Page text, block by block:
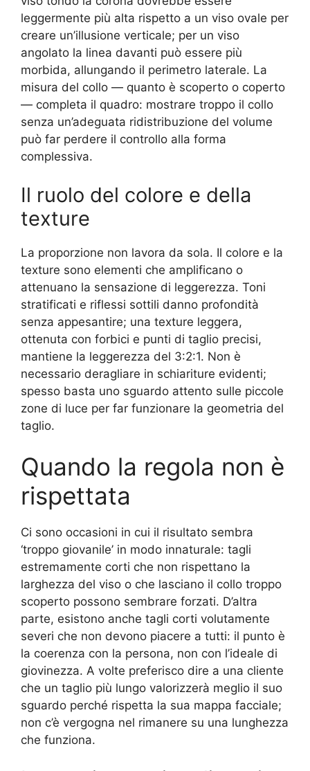
leggermente più alta rispetto a un viso ovale per
creare un’illusione verticale; per un viso
angolato la linea davanti può essere più
morbida, allungando il perimetro laterale. La
misura del collo — quanto è scoperto o coperto
— completa il quadro: mostrare troppo il collo
senza un’adeguata ridistribuzione del volume
può far perdere il controllo alla forma
complessiva.
Il ruolo del colore e della
texture
La proporzione non lavora da sola. Il colore e la
texture sono elementi che amplificano o
attenuano la sensazione di leggerezza. Toni
stratificati e riflessi sottili danno profondità
senza appesantire; una texture leggera,
ottenuta con forbici e punti di taglio precisi,
mantiene la leggerezza del 3:2:1. Non è
necessario deragliare in schiariture evidenti;
spesso basta uno sguardo attento sulle piccole
zone di luce per far funzionare la geometria del
taglio.
Quando la regola non è
rispettata
Ci sono occasioni in cui il risultato sembra
‘troppo giovanile’ in modo innaturale: tagli
estremamente corti che non rispettano la
larghezza del viso o che lasciano il collo troppo
scoperto possono sembrare forzati. D’altra
parte, esistono anche tagli corti volutamente
severi che non devono piacere a tutti: il punto è
la coerenza con la persona, non con l’ideale di
giovinezza. A volte preferisco dire a una cliente
che un taglio più lungo valorizzerà meglio il suo
sguardo perché rispetta la sua mappa facciale;
non c’è vergogna nel rimanere su una lunghezza
che funziona.